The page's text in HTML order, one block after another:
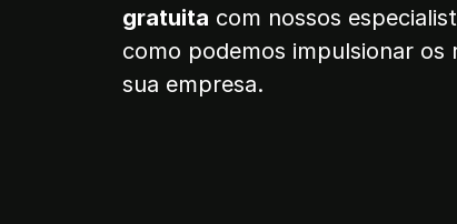
gratuita com nossos
como podemos impulsionar os
sua empresa.